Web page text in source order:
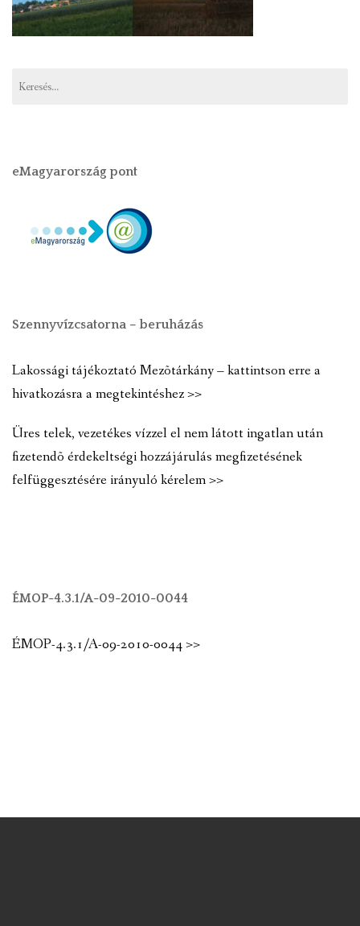
eMagyarország pont
Szennyvízcsatorna – beruházás
Lakossági tájékoztató Mezõtárkány – kattintson erre a
hivatkozásra a megtekintéshez >>
Üres telek, vezetékes vízzel el nem látott ingatlan után
fizetendõ érdekeltségi hozzájárulás megfizetésének
felfüggesztésére irányuló kérelem >>
ÉMOP-4.3.1/A-09-2010-0044
ÉMOP-4.3.1/A-09-2010-0044 >>